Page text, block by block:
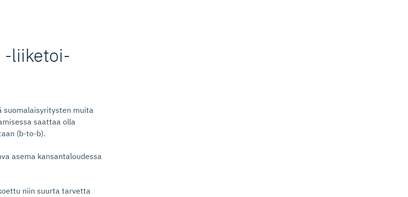
-liiketoi­
suomalaisyritysten muita
saattaa olla
(b-to-b).
asema kansantaloudessa
niin suurta tarvetta